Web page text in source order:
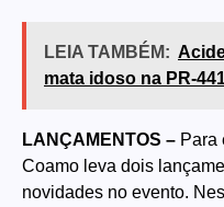
LEIA TAMBÉM:
mata idoso na PR-
LANÇAMENTOS – Para
Coamo leva dois
novidades no evento.